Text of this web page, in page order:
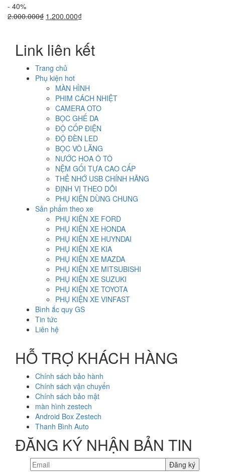
- 40%
2.000.000₫ Giá
2.000.000₫.
1.200.000₫Giá
là:
1.200.000₫.
Link liên kết
Trang chủ
Phụ kiện hot
MÀN HÌNH
PHIM CÁCH NHIỆT
CAMERA OTO
BỌC GHẾ DA
ĐỘ CỐP ĐIỆN
ĐỘ ĐÈN LED
BỌC VÔ LĂNG
NƯỚC HOA Ô TÔ
NỆM GỐI TỰA CAO CẤP
THẺ NHỚ USB CHÍNH HÃNG
ĐỊNH VỊ THEO DÕI
PHỤ KIỆN DÙNG CHUNG
Sản phẩm theo xe
PHỤ KIỆN XE FORD
PHỤ KIỆN XE HONDA
PHỤ KIỆN XE HUYNDAI
PHỤ KIỆN XE KIA
PHỤ KIỆN XE MAZDA
PHỤ KIỆN XE MITSUBISHI
PHỤ KIỆN XE SUZUKI
PHỤ KIỆN XE TOYOTA
PHỤ KIỆN XE VINFAST
Bình ắc quy GS
Tin tức
Liên hệ
HỖ TRỢ KHÁCH HÀNG
Chính sách bảo hành
Chính sách vận chuyển
Chính sách bảo mật
màn hình zestech
Android Box Zestech
Thanh Bình Auto
ĐĂNG KÝ NHẬN BẢN TIN